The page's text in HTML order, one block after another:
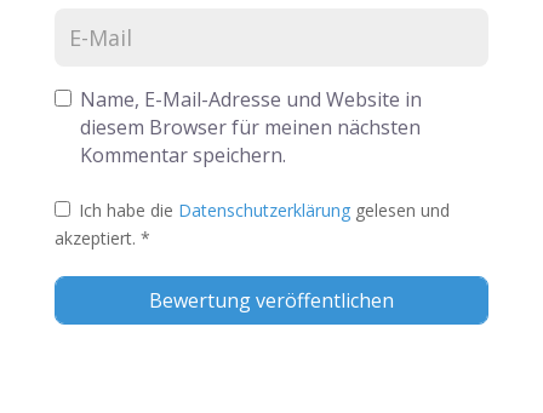
Name, E-Mail-Adresse und Website in
diesem Browser für meinen nächsten
Kommentar speichern.
Ich habe die Datenschutzerklärung gelesen und
akzeptiert. *